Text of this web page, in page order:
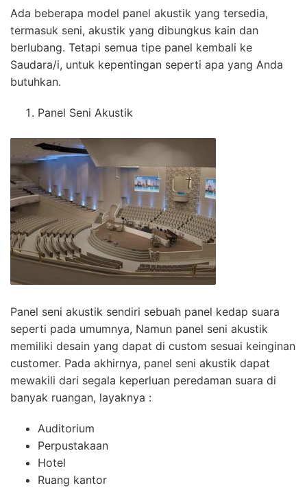
Ada beberapa model panel akustik yang tersedia,
termasuk seni, akustik yang dibungkus kain dan
berlubang. Tetapi semua tipe panel kembali ke
Saudara/i, untuk kepentingan seperti apa yang Anda
butuhkan.
Panel Seni Akustik
Panel seni akustik sendiri sebuah panel kedap suara
seperti pada umumnya, Namun panel seni akustik
memiliki desain yang dapat di custom sesuai keinginan
customer. Pada akhirnya, panel seni akustik dapat
mewakili dari segala keperluan peredaman suara di
banyak ruangan, layaknya :
Auditorium
Perpustakaan
Hotel
Ruang kantor